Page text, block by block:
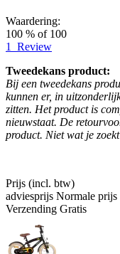
Waardering:
100 % of 100
1
Review
Tweedekans product:
Bij een tweedekans
kunnen er, in
zitten. Het product is
nieuwstaat. De
product. Niet wat je
Prijs (incl. btw)
adviesprijs Normale prijs
Verzending Gratis